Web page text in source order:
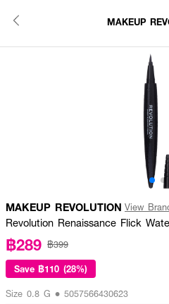
MAKEUP
MAKEUP REVOLUTION View
Revolution Renaissance Flick
฿289 ฿399
Save ฿110 (28%)
Size 0.8 G • 5057566430623